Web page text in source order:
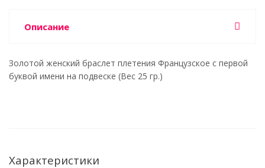
Описание
Золотой женский браслет плетения Французское с первой
буквой имени на подвеске (Вес 25 гр.)
Характеристики